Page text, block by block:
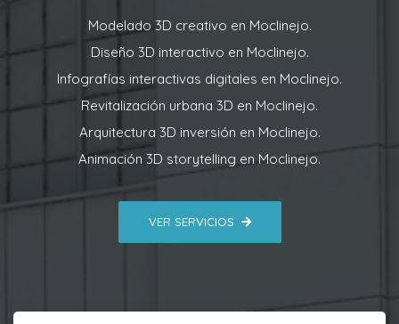
Modelado 3D creativo en Moclinejo.
Diseño 3D interactivo en Moclinejo.
Infografías interactivas digitales en Moclinejo.
Revitalización urbana 3D en Moclinejo.
Arquitectura 3D inversión en Moclinejo.
Animación 3D storytelling en Moclinejo.
VER SERVICIOS